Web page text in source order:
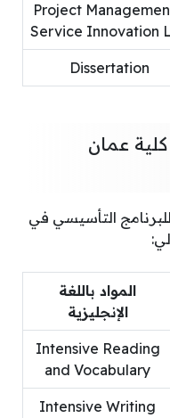
Project
Service Innovation
Dissertation
عمان
التأسيسي في
المواد باللغة
الإنجليزية
Intensive Reading
and Vocabulary
Intensive Writing